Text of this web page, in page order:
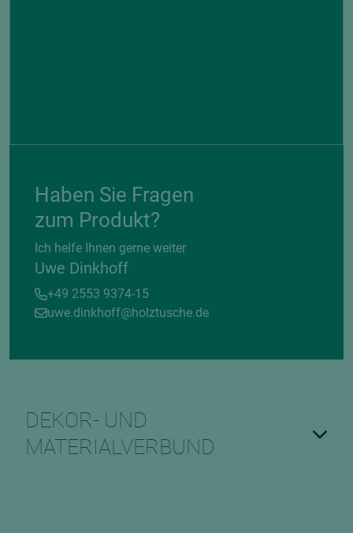
Haben Sie Fragen
zum Produkt?
Ich helfe Ihnen gerne weiter
Uwe Dinkhoff
+49 2553 9374-15
uwe.dinkhoff@holztusche.de
DEKOR- UND
MATERIALVERBUND